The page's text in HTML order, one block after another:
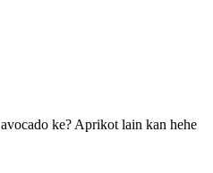
ke? Aprikot lain kan hehe